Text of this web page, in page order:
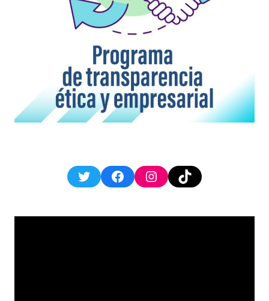
TwitterFacebookInstagram
TikTok